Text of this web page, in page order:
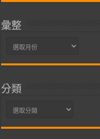
彙整
彙
分類
分